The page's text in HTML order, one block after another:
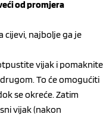
od promjera
cijevi, najbolje ga je
vijak i pomaknite
To će omogućiti
se okreće. Zatim
vijak (nakon